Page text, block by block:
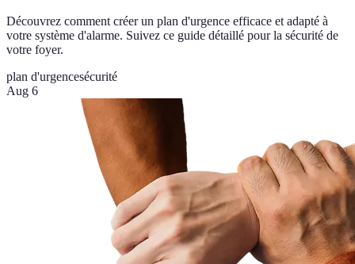
Découvrez comment créer un plan d'urgence efficace et adapté à
votre système d'alarme. Suivez ce guide détaillé pour la sécurité de
votre foyer.
plan d'urgencesécurité
Aug 6